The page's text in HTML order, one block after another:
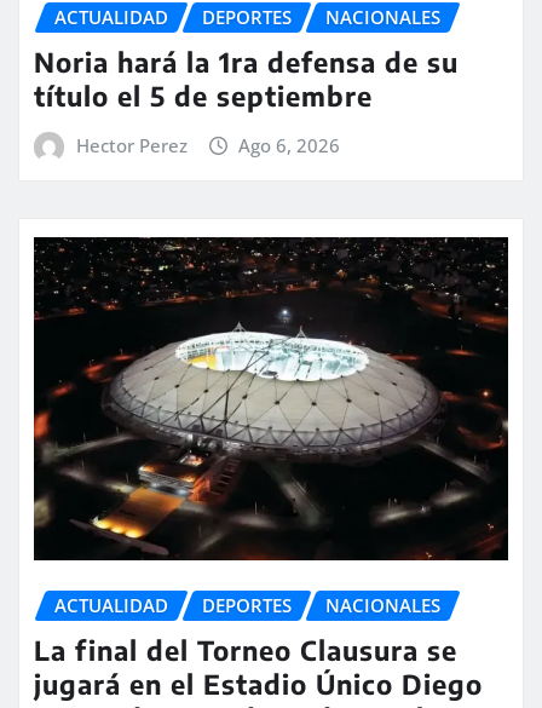
ACTUALIDAD DEPORTES NACIONALES
Noria hará la 1ra defensa de su
título el 5 de septiembre
Hector Perez Ago 6, 2026
ACTUALIDAD DEPORTES NACIONALES
La final del Torneo Clausura se
jugará en el Estadio Único Diego